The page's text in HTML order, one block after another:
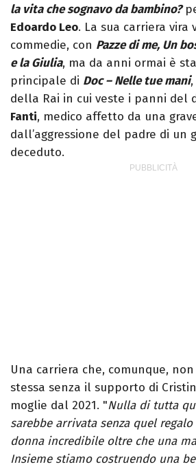
la vita che sognavo da bambino?
Edoardo Leo. La sua carriera vira
commedie, con Pazze di me, Un
e la Giulia, ma da anni ormai è
principale di Doc – Nelle tue mani
della Rai in cui veste i panni del
Fanti, medico affetto da una
dall’aggressione del padre di un
deceduto.
Una carriera che, comunque,
stessa senza il supporto di
moglie dal 2021. "Nulla di tutta
sarebbe arrivata senza quel
donna incredibile oltre che una
Insieme stiamo costruendo una